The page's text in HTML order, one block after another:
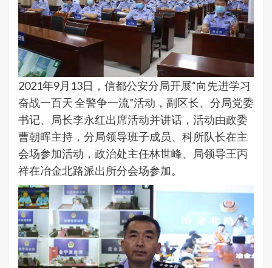
2021年9月13日，信都公安分局开展“向先进学习
奋战一百天 全警争一流”活动，副区长、分局党委
书记、局长李永红出席活动并讲话，活动由政委
曹朝晖主持，分局领导班子成员、科所队长在主
会场参加活动，政治处主任林世峰、局领导王丙
祥在冶金北路派出所分会场参加。